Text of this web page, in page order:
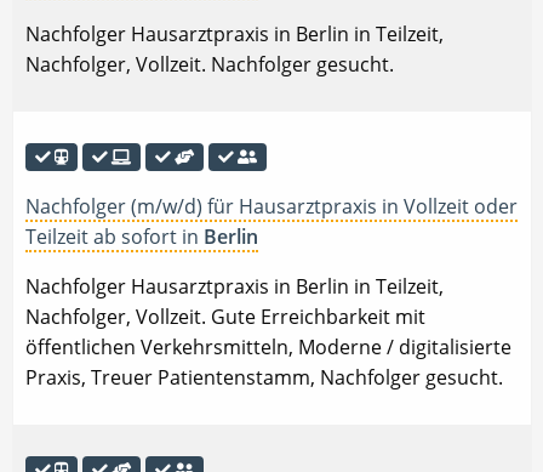
Nachfolger Hausarztpraxis in Berlin in Teilzeit,
Nachfolger, Vollzeit. Nachfolger gesucht.
Nachfolger (m/w/d) für Hausarztpraxis in Vollzeit oder
Teilzeit ab sofort in Berlin
Nachfolger Hausarztpraxis in Berlin in Teilzeit,
Nachfolger, Vollzeit. Gute Erreichbarkeit mit
öffentlichen Verkehrsmitteln, Moderne / digitalisierte
Praxis, Treuer Patientenstamm, Nachfolger gesucht.